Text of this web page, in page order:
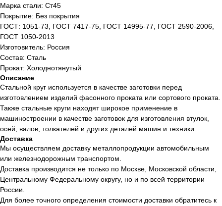
Марка стали: Ст45
Покрытие: Без покрытия
ГОСТ: 1051-73, ГОСТ 7417-75, ГОСТ 14995-77, ГОСТ 2590-2006,
ГОСТ 1050-2013
Изготовитель: Россия
Состав: Сталь
Прокат: Холоднотянутый
Описание
Стальной круг используется в качестве заготовки перед
изготовлением изделий фасонного проката или сортового проката.
Также стальные круги находят широкое применение в
машиностроении в качестве заготовок для изготовления втулок,
осей, валов, толкателей и других деталей машин и техники.
Доставка
Мы осуществляем доставку металлопродукции автомобильным
или железнодорожным транспортом.
Доставка производится не только по Москве, Московской области,
Центральному Федеральному округу, но и по всей территории
России.
Для более точного определения стоимости доставки обратитесь к